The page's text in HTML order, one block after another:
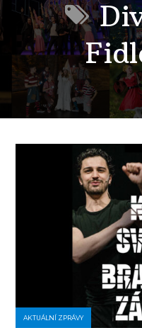
AKTUÁLNÍ ZPRÁVY